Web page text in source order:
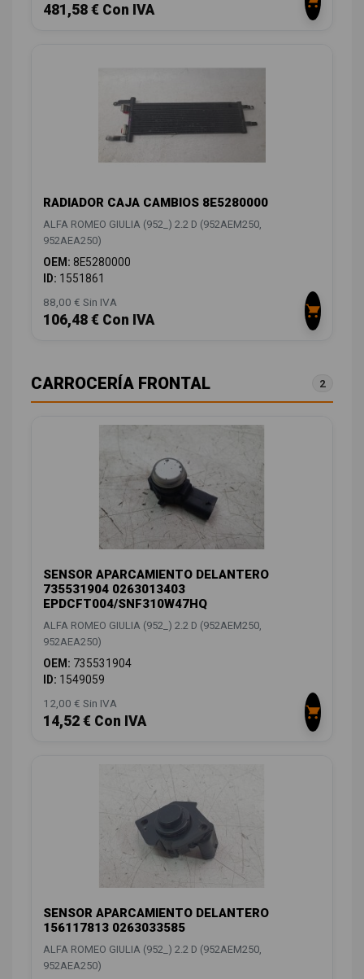
481,58 € Con IVA
RADIADOR CAJA CAMBIOS 8E5280000
ALFA ROMEO GIULIA (952_) 2.2 D (952AEM250,
952AEA250)
OEM: 8E5280000
ID: 1551861
88,00 € Sin IVA
106,48 € Con IVA
CARROCERÍA FRONTAL 2
SENSOR APARCAMIENTO DELANTERO
735531904 0263013403
EPDCFT004/SNF310W47HQ
ALFA ROMEO GIULIA (952_) 2.2 D (952AEM250,
952AEA250)
OEM: 735531904
ID: 1549059
12,00 € Sin IVA
14,52 € Con IVA
SENSOR APARCAMIENTO DELANTERO
156117813 0263033585
ALFA ROMEO GIULIA (952_) 2.2 D (952AEM250,
952AEA250)